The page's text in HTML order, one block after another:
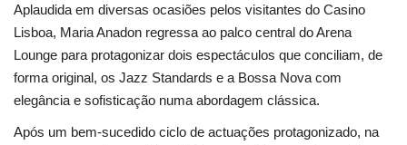
Aplaudida em diversas ocasiões pelos visitantes do Casino
Lisboa, Maria Anadon regressa ao palco central do Arena
Lounge para protagonizar dois espectáculos que conciliam, de
forma original, os Jazz Standards e a Bossa Nova com
elegância e sofisticação numa abordagem clássica.
Após um bem-sucedido ciclo de actuações protagonizado, na